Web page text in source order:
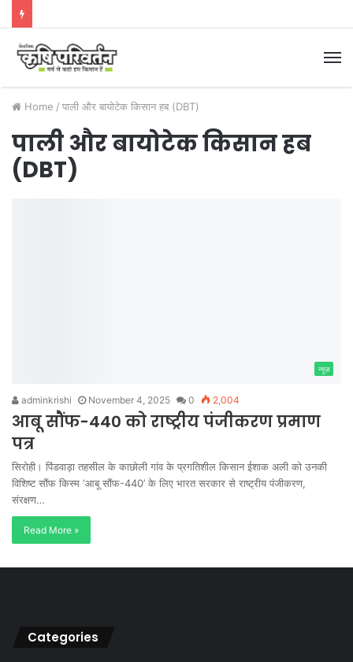
Home / पाली और बायोटेक किसान हब (DBT)
पाली और बायोटेक किसान हब
(DBT)
न्यूज़
adminkrishi November 4, 2025 0 2,004
आबू सौंफ-440 को राष्ट्रीय पंजीकरण प्रमाण
पत्र
सिरोही। पिंडवाड़ा तहसील के काछोली गांव के प्रगतिशील किसान ईशाक अली को उनकी
विशिष्ट सौंफ किस्म ‘आबू सौंफ-440’ के लिए भारत सरकार से राष्ट्रीय पंजीकरण,
संरक्षण…
Read More »
Categories